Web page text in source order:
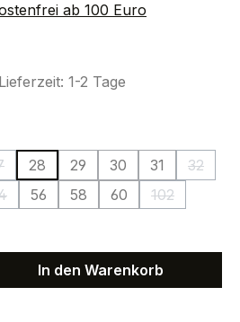
ab 100 Euro
1-2 Tage
Option ist zurzeit nicht verfügbar.)
28 29 30 31 32
(Diese
zurzeit nicht verfügbar.)
ist zurzeit nicht verfügbar.)
Option ist zurzeit nicht verfügbar.)
56 58 60 102
(Diese
Gib den
In den Warenkorb